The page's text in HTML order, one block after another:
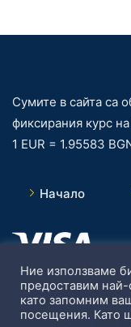
Сумите в сайта са
фиксирания курс
1 EUR = 1.95583
Начало
Ние използваме
предоставим най-
като запомним
посещения. Като